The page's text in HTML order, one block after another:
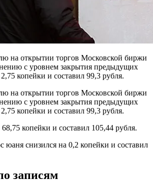
на открытии торгов Московской биржи
с уровнем закрытия предыдущих
копейки и составил 99,3 рубля.
на открытии торгов Московской биржи
с уровнем закрытия предыдущих
копейки и составил 99,3 рубля.
копейки и составил 105,44 рубля.
юаня снизился на 0,2 копейки и составил
записям